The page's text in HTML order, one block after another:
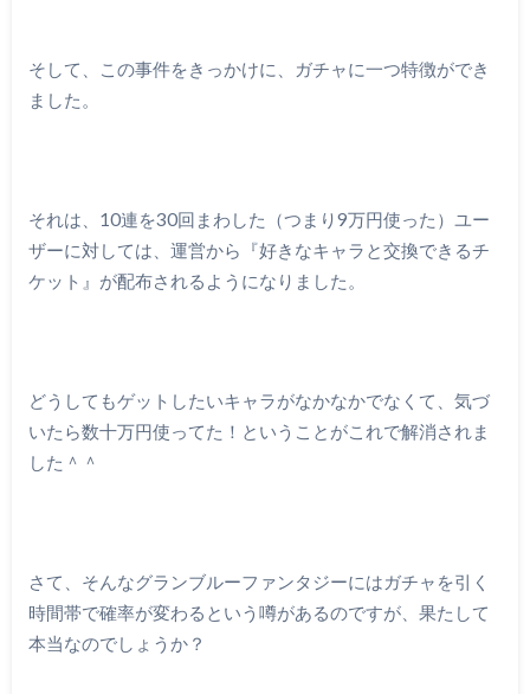
そして、この事件をきっかけに、ガチャに一つ特徴ができ
ました。
それは、10連を30回まわした（つまり9万円使った）ユー
ザーに対しては、運営から『好きなキャラと交換できるチ
ケット』が配布されるようになりました。
どうしてもゲットしたいキャラがなかなかでなくて、気づ
いたら数十万円使ってた！ということがこれで解消されま
した＾＾
さて、そんなグランブルーファンタジーにはガチャを引く
時間帯で確率が変わるという噂があるのですが、果たして
本当なのでしょうか？